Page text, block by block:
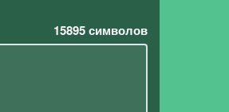
15895символов